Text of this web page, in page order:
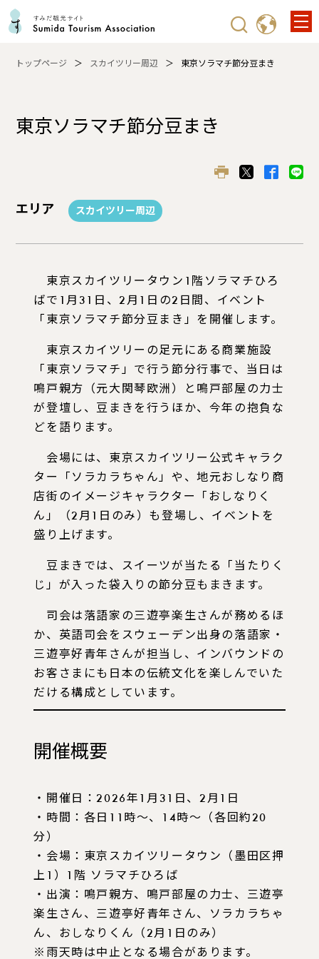
トップページ スカイツリー周辺 東京ソラマチ節分豆まき
東京ソラマチ節分豆まき
エリア スカイツリー周辺
東京スカイツリータウン1階ソラマチひろ
ばで1月31日、2月1日の2日間、イベント
「東京ソラマチ節分豆まき」を開催します。
東京スカイツリーの足元にある商業施設
「東京ソラマチ」で行う節分行事で、当日は
鳴戸親方（元大関琴欧洲）と鳴戸部屋の力士
が登壇し、豆まきを行うほか、今年の抱負な
どを語ります。
会場には、東京スカイツリー公式キャラク
ター「ソラカラちゃん」や、地元おしなり商
店街のイメージキャラクター「おしなりく
ん」（2月1日のみ）も登場し、イベントを
盛り上げます。
豆まきでは、スイーツが当たる「当たりく
じ」が入った袋入りの節分豆もまきます。
司会は落語家の三遊亭楽生さんが務めるほ
か、英語司会をスウェーデン出身の落語家・
三遊亭好青年さんが担当し、インバウンドの
お客さまにも日本の伝統文化を楽しんでいた
だける構成としています。
開催概要
・開催日：2026年1月31日、2月1日
・時間：各日11時〜、14時〜（各回約20
分）
・会場：東京スカイツリータウン（墨田区押
上1）1階 ソラマチひろば
・出演：鳴戸親方、鳴戸部屋の力士、三遊亭
楽生さん、三遊亭好青年さん、ソラカラちゃ
ん、おしなりくん（2月1日のみ）
※雨天時は中止となる場合があります。